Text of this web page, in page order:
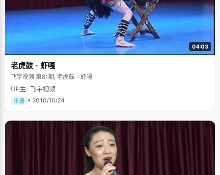
04:03
老虎鼓 - 虾嘎
飞宇视频 第81期, 老虎鼓 - 虾嘎
UP主: 飞宇视频
乐器 • 2010/10/24